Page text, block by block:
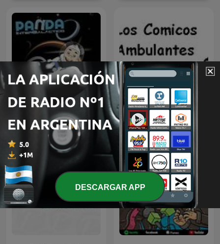
Panda Show -Disco Panda
Intergaláctico
LOS COMICOS
AMBULANTES
DESCARGAR APP